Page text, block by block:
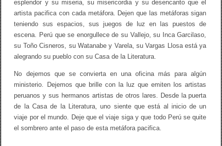
esplendor y su miseria, su misericordia y su desencanto que el
artista pacifica con cada metáfora. Dejen que las metáforas sigan
teniendo sus espacios, sus juegos de luz en las puestos de
escena. Perú que se enorgullece de su Vallejo, su Inca Garcilaso,
su Toño Cisneros, su Watanabe y Varela, su Vargas Llosa está ya
alegrando su pueblo con su Casa de la Literatura.
No dejemos que se convierta en una oficina más para algún
ministerio. Dejemos que brille con la luz que emiten los artistas
peruanos y sus hermanos artistas de otros lares. Desde la puerta
de la Casa de la Literatura, uno siente que está al inicio de un
viaje por el mundo. Deje que el viaje siga y que todo Perú se quite
el sombrero ante el paso de esta metáfora pacifica.